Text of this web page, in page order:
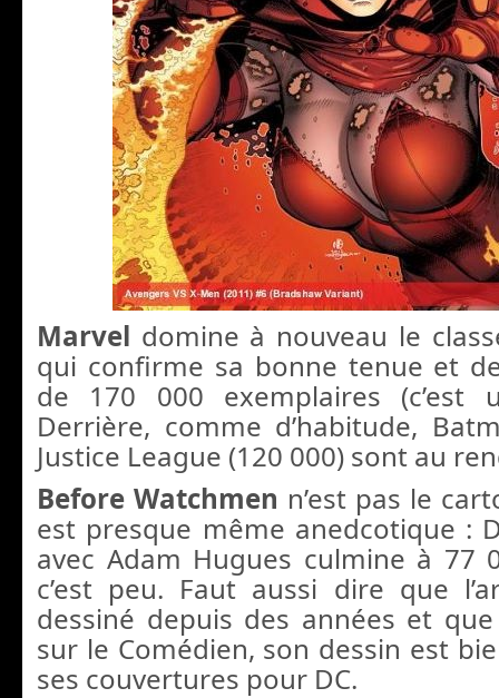
Marvel domine à nouveau le
qui confirme sa bonne tenue et
de 170 000 exemplaires (c’est
Derrière, comme d’habitude,
Justice League (120 000) sont au
Before Watchmen n’est pas le
est presque même anedcotique :
avec Adam Hugues culmine à 77
c’est peu. Faut aussi dire que
dessiné depuis des années et que
sur le Comédien, son dessin est
ses couvertures pour DC.